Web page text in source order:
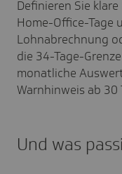
Definieren Sie
Home-Office-Tage
Lohnabrechnung
die 34-Tage-
monatliche
Warnhinweis ab 30
Und was